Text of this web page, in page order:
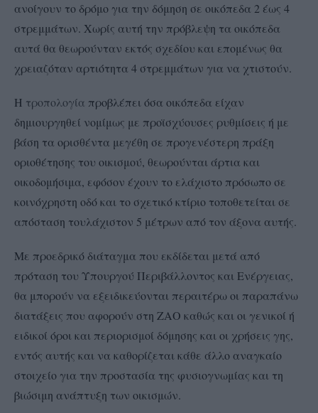
ανοίγουν το δρόμο για την δόμηση σε οικόπεδα 2 έως 4
στρεμμάτων. Χωρίς αυτή την πρόβλεψη τα οικόπεδα
αυτά θα θεωρούνταν εκτός σχεδίου και επομένως θα
χρειαζόταν αρτιότητα 4 στρεμμάτων για να χτιστούν.
Η τροπολογία προβλέπει όσα οικόπεδα είχαν
δημιουργηθεί νομίμως με προϊσχύουσες ρυθμίσεις ή με
βάση τα ορισθέντα μεγέθη σε προγενέστερη πράξη
οριοθέτησης του οικισμού, θεωρούνται άρτια και
οικοδομήσιμα, εφόσον έχουν το ελάχιστο πρόσωπο σε
κοινόχρηστη οδό και το σχετικό κτίριο τοποθετείται σε
απόσταση τουλάχιστον 5 μέτρων από τον άξονα αυτής.
Με προεδρικό διάταγμα που εκδίδεται μετά από
πρόταση του Υπουργού Περιβάλλοντος και Ενέργειας,
θα μπορούν να εξειδικεύονται περαιτέρω οι παραπάνω
διατάξεις που αφορούν στη ΖΑΟ καθώς και οι γενικοί ή
ειδικοί όροι και περιορισμοί δόμησης και οι χρήσεις γης,
εντός αυτής και να καθορίζεται κάθε άλλο αναγκαίο
στοιχείο για την προστασία της φυσιογνωμίας και τη
βιώσιμη ανάπτυξη των οικισμών.